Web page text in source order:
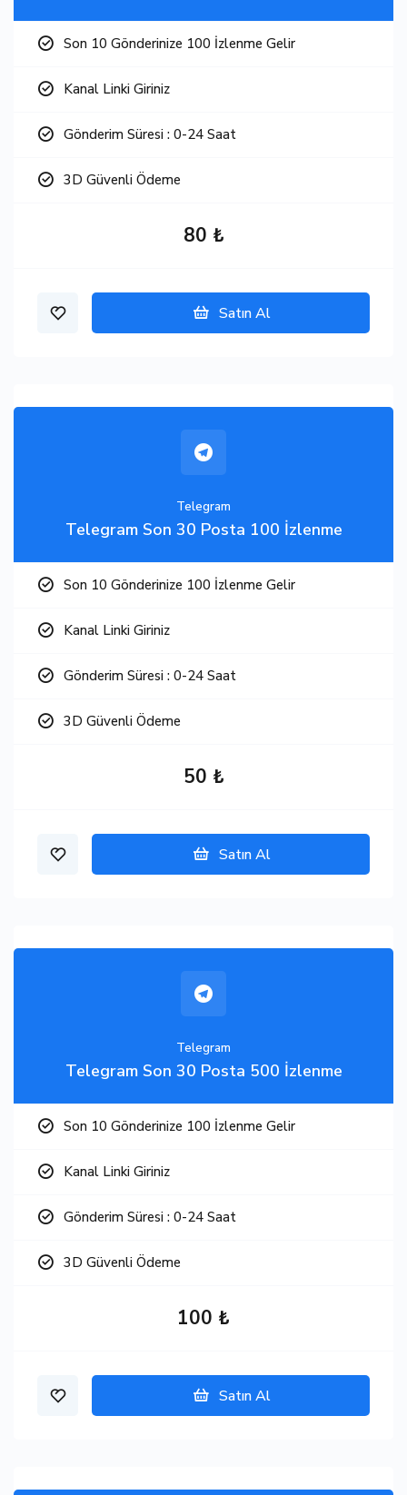
Son 10 Gönderinize 100 İzlenme Gelir
Kanal Linki Giriniz
Gönderim Süresi : 0-24 Saat
3D Güvenli Ödeme
80 ₺
Satın Al
Telegram
Telegram Son 30 Posta 100 İzlenme
Son 10 Gönderinize 100 İzlenme Gelir
Kanal Linki Giriniz
Gönderim Süresi : 0-24 Saat
3D Güvenli Ödeme
50 ₺
Satın Al
Telegram
Telegram Son 30 Posta 500 İzlenme
Son 10 Gönderinize 100 İzlenme Gelir
Kanal Linki Giriniz
Gönderim Süresi : 0-24 Saat
3D Güvenli Ödeme
100 ₺
Satın Al